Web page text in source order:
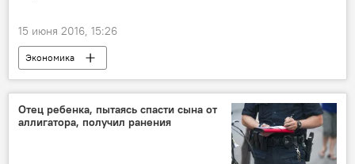
15 июня 2016, 15:26
Экономика
Отец ребенка, пытаясь спасти сына от
аллигатора, получил ранения